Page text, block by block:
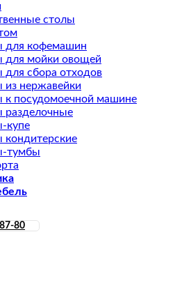
столы
для кофемашин
для мойки овощей
для сбора отходов
из нержавейки
к посудомоечной машине
разделочные
купе
кондитерские
тумбы
80